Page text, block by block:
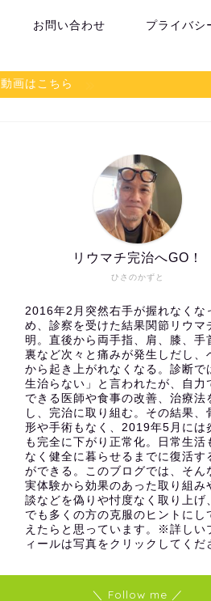
お問い合わせ プライバシ
画はこちら
ひさのかずと
リウマチ完治へGO！
2016年2月突然右手が握れなくな
め、診察を受けた結果関節リウマ
明。直後から両手指、肩、膝、手
裏など次々と痛みが発生しだし、
から起き上がれなくなる。診断で
生治らない」と言われたが、自力
できる医師や食事の改善、治療法
し、完治に取り組む。その結果、
形や手術もなく、2019年5月には
も完全に下がり正常化。日常生活
なく健全に暮らせるまでに復活す
ができる。このブログでは、そん
実体験から効果のあった取り組み
談などを偽りや忖度なく取り上げ
でも多くの方の克服のヒントにし
えたらと思っています。※詳しい
ィールは写真をクリックしてくだ
＼ Follow me ／